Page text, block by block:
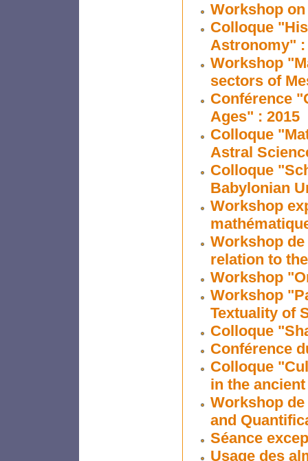
Workshop on
Colloque
Astronomy" :
Workshop
sectors of
Conférence
Ages" : 2015
Colloque
Astral
Colloque
Babylonian
Workshop
Workshop
relation to
Workshop
Workshop
Textuality of
Colloque
Conférence
Colloque
in the
Workshop
and
Séance
Usage des